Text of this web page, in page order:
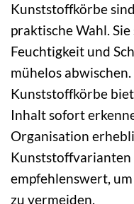
Kunststoffkörbe
praktische Wahl.
Feuchtigkeit und
mühelos
Kunststoffkörbe
Inhalt sofort
Organisation
empfehlenswert,
zu vermeiden.